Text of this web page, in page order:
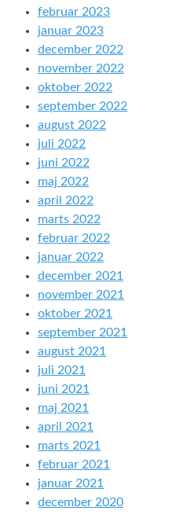
februar 2023
januar 2023
december 2022
november 2022
oktober 2022
september 2022
august 2022
juli 2022
juni 2022
maj 2022
april 2022
marts 2022
februar 2022
januar 2022
december 2021
november 2021
oktober 2021
september 2021
august 2021
juli 2021
juni 2021
maj 2021
april 2021
marts 2021
februar 2021
januar 2021
december 2020